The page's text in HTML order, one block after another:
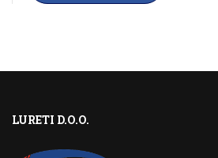
LURETI D.O.O.